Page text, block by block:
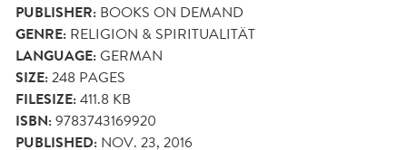
PUBLISHER: BOOKS ON DEMAND
GENRE: RELIGION & SPIRITUALITÄT
LANGUAGE:GERMAN
SIZE:248 PAGES
FILESIZE:411.8 KB
ISBN:9783743169920
PUBLISHED: NOV. 23, 2016